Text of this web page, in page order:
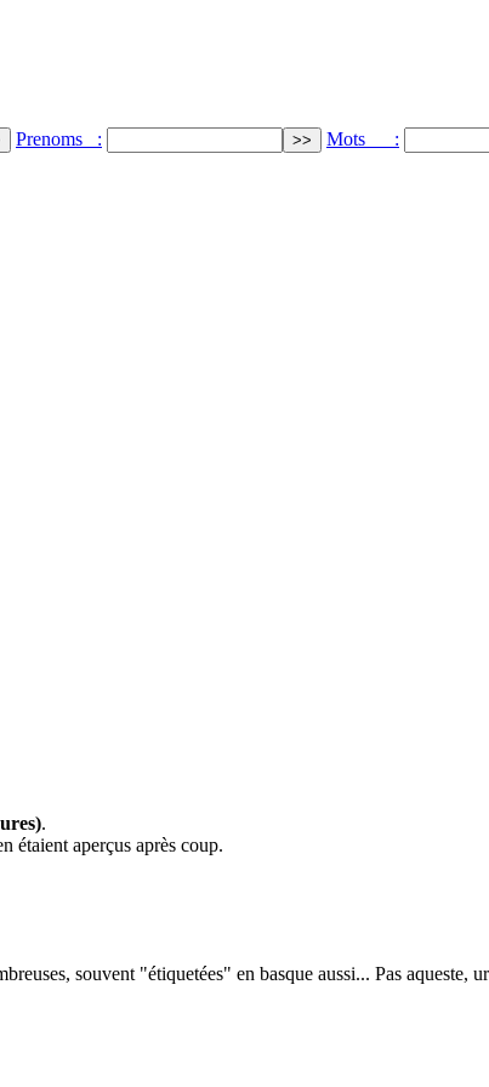
Prenoms : Mots :
.
étaient aperçus après coup.
souvent "étiquetées" en basque aussi... Pas aqueste,